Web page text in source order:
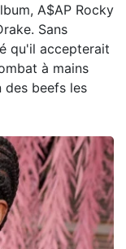
A$AP Rocky
Sans
qu'il accepterait
à mains
des beefs les